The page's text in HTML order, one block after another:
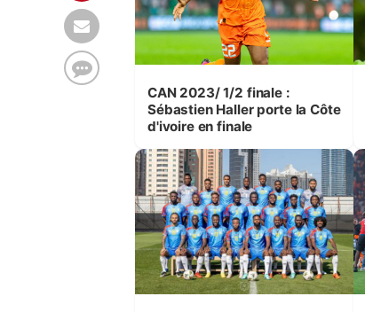
CAN 2023/ 1/2 finale :
Sébastien Haller porte la Côte
d'ivoire en finale